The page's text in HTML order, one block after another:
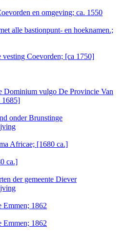
en omgeving; ca. 1550
alle bastionpunt- en hoeknamen.;
Coevorden; [ca 1750]
Dominium vulgo De Provincie Van
1685]
onder Brunstinge
Africae; [1680 ca.]
ca.]
der gemeente Diever
Emmen; 1862
Emmen; 1862